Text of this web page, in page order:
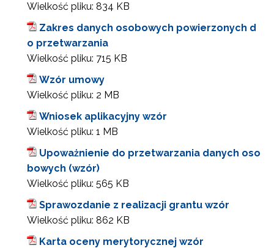
Wielkość pliku: 834 KB
Zakres danych osobowych powierzonych d
o przetwarzania
Wielkość pliku: 715 KB
Wzór umowy
Wielkość pliku: 2 MB
Wniosek aplikacyjny wzór
Wielkość pliku: 1 MB
Upoważnienie do przetwarzania danych oso
bowych (wzór)
Wielkość pliku: 565 KB
Sprawozdanie z realizacji grantu wzór
Wielkość pliku: 862 KB
Karta oceny merytorycznej wzór